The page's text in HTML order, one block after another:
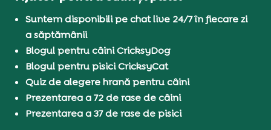
Suntem disponibili pe chat live 24/7 în fiecare zi
a săptămânii
Blogul pentru câini CricksyDog
Blogul pentru pisici CricksyCat
Quiz de alegere hrană pentru câini
Prezentarea a 72 de rase de câini
Prezentarea a 37 de rase de pisici